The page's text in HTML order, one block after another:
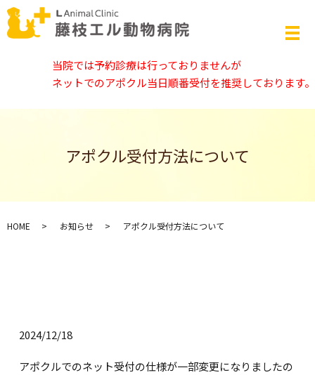
当院では予約診療は行っておりませんが
ネットでのアポクル当日順番受付を推奨しております。
アポクル受付方法について
HOME お知らせ アポクル受付方法について
2024/12/18
アポクルでのネット受付の仕様が一部変更になりましたの